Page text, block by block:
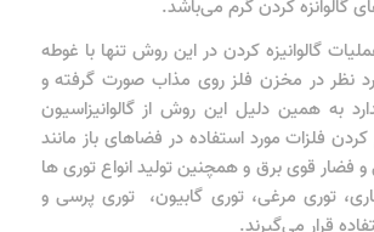
گالوانزه کردن گرم می‌باشد.
گالوانیزه کردن در این روش تنها با غوطه
نظر در مخزن فلز روی مذاب صورت گرفته و
به همین دلیل این روش از گالوانیزاسیون
کردن فلزات مورد استفاده در فضاهای باز مانند
فضار قوی برق و همچنین تولید انواع توری ها
توری مرغی، توری گابیون، توری پرسی و